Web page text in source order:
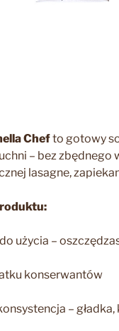
Chefto gotowy
– bez zbędnego
lasagne,
użycia –
konserwantów
–